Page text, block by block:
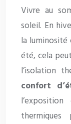
Vivre au
soleil. En
la luminosité
été, cela
l’isolation
confort
thermiques